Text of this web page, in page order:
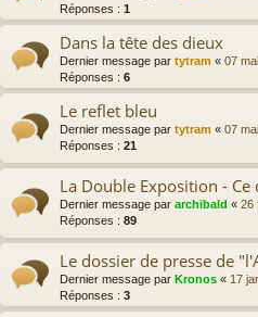
Réponses : 1
Dans la tête des dieux
Dernier message par tytram « 07
Réponses : 6
Le reflet bleu
Dernier message par tytram « 07
Réponses : 21
La Double Exposition - Ce
Dernier message par archibald « 26
Réponses : 89
Le dossier de presse de
Dernier message par Kronos « 17
Réponses : 3